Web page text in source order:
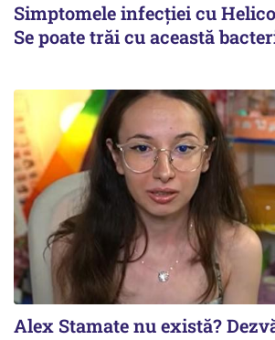
Simptomele infecției cu
Se poate trăi cu această
Alex Stamate nu există?